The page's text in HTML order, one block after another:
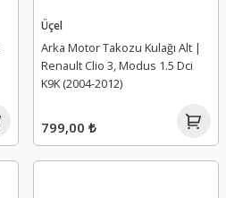
Üçel
Arka Motor Takozu Kulağı Alt |
Renault Clio 3, Modus 1.5 Dci
K9K (2004-2012)
799,00 ₺